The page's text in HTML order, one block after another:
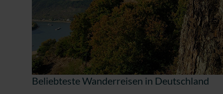
Beliebteste Wanderreisen in Deutschland